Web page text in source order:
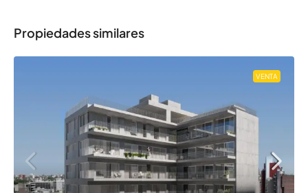
Propiedades similares
VENTA